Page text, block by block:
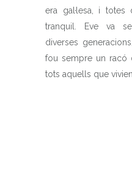
era gal·lesa, i
tranquil. Eve va
diverses
fou sempre un racó
tots aquells que